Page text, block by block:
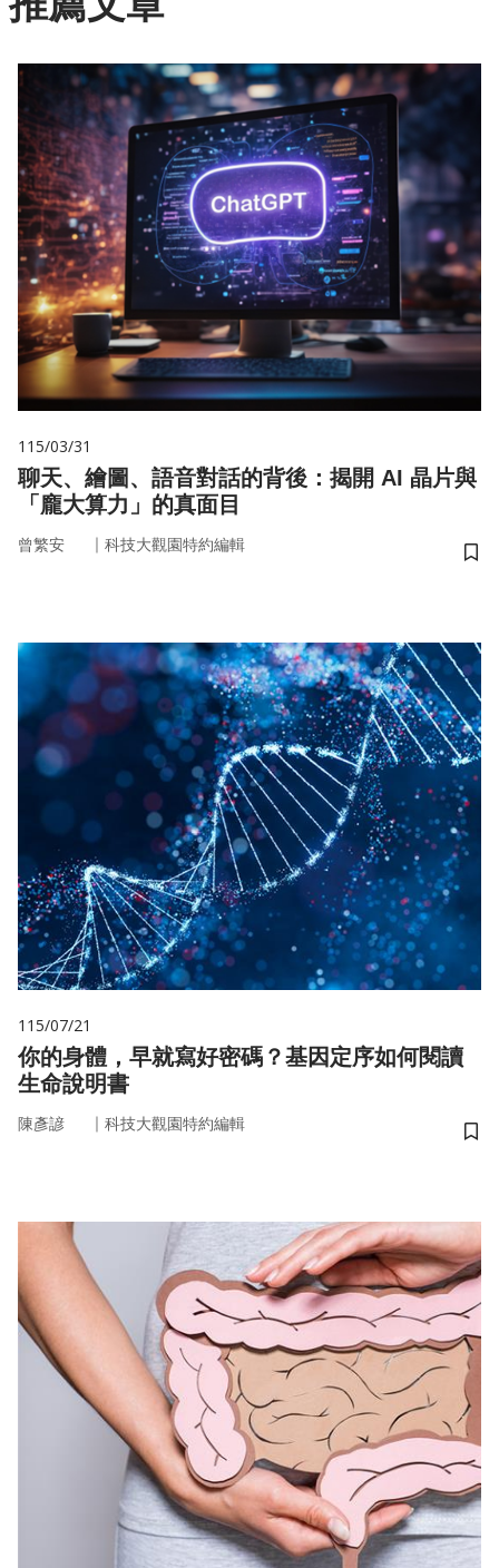
115/03/31
聊天、繪圖、語音對話的背後：揭開 AI 晶片與
「龐大算力」的真面目
曾繁安 ｜ 科技大觀園特約編輯
儲
115/07/21
你的身體，早就寫好密碼？基因定序如何閱讀
生命說明書
陳彥諺 ｜ 科技大觀園特約編輯
儲